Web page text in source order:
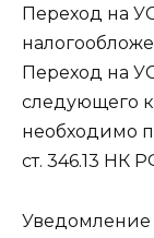
Переход на
Переход на
следующего
необходимо
ст. 346.13 НК
Уведомление